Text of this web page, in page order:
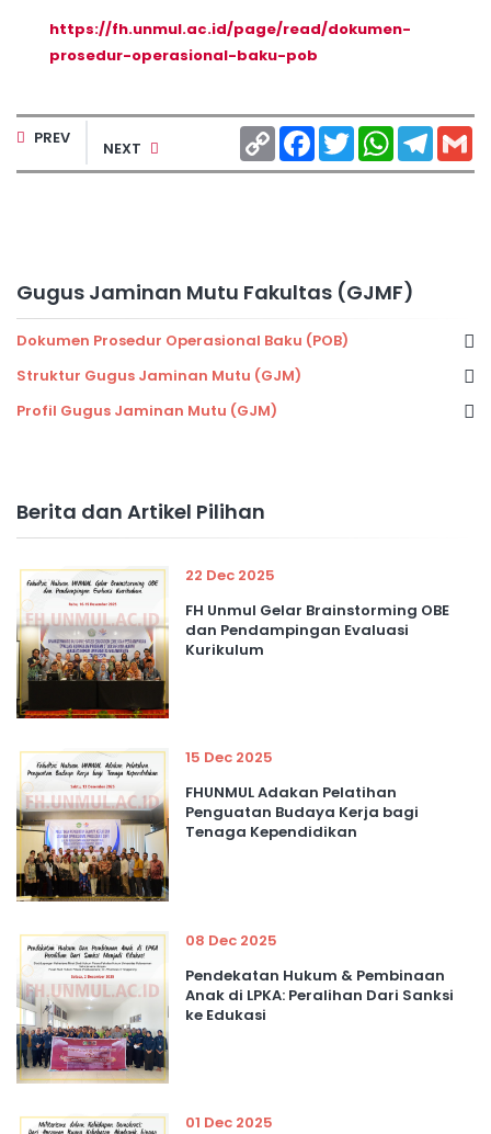
https://fh.unmul.ac.id/page/read/dokumen-
prosedur-operasional-baku-pob
PREV
NEXT
Copy
Link
Facebook
TwitterWhatsApp
Gugus Jaminan Mutu Fakultas (GJMF)
Dokumen Prosedur Operasional Baku (POB)
Struktur Gugus Jaminan Mutu (GJM)
Profil Gugus Jaminan Mutu (GJM)
Berita dan Artikel Pilihan
22 Dec 2025
FH Unmul Gelar Brainstorming OBE
dan Pendampingan Evaluasi
Kurikulum
15 Dec 2025
FHUNMUL Adakan Pelatihan
Penguatan Budaya Kerja bagi
Tenaga Kependidikan
08 Dec 2025
Pendekatan Hukum & Pembinaan
Anak di LPKA: Peralihan Dari Sanksi
ke Edukasi
01 Dec 2025